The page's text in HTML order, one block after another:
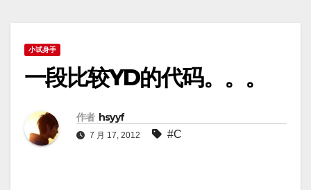
小试身手
一段比较YD的代码。。。
作者 hsyyf
7 月 17, 2012 #C